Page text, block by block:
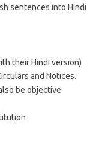
sentences into Hindi
their Hindi version)
and Notices.
be objective